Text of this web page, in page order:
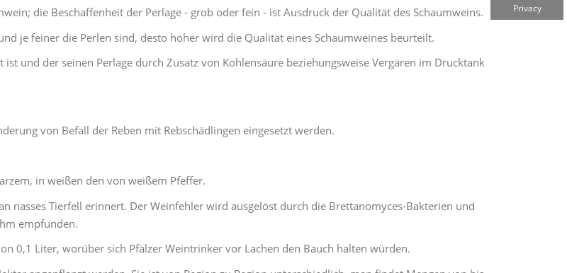
die Beschaffenheit der Perlage - grob oder fein - ist Ausdruck der Qualität des Schaumweins.
je feiner die Perlen sind, desto höher wird die Qualität eines Schaumweines beurteilt.
und der seinen Perlage durch Zusatz von Kohlensäure beziehungsweise Vergären im Drucktank
von Befall der Reben mit Rebschädlingen eingesetzt werden.
in weißen den von weißem Pfeffer.
nasses Tierfell erinnert. Der Weinfehler wird ausgelöst durch die Brettanomyces-Bakterien und
empfunden.
0,1 Liter, worüber sich Pfälzer Weintrinker vor Lachen den Bauch halten würden.
Privacy